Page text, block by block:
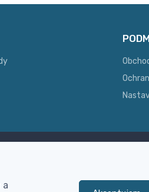
Vám vlastný originálny
a